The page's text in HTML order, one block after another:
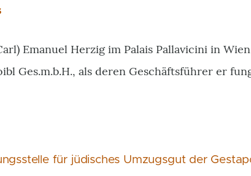
Emanuel Herzig im Palais Pallavicini in
Ges.m.b.H., als deren Geschäftsführer er
für jüdisches Umzugsgut der